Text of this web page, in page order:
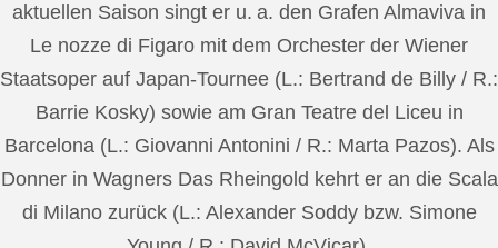
aktuellen Saison singt er u. a. den Grafen Almaviva in
Le nozze di Figaro mit dem Orchester der Wiener
Staatsoper auf Japan-Tournee (L.: Bertrand de Billy / R.:
Barrie Kosky) sowie am Gran Teatre del Liceu in
Barcelona (L.: Giovanni Antonini / R.: Marta Pazos). Als
Donner in Wagners Das Rheingold kehrt er an die Scala
di Milano zurück (L.: Alexander Soddy bzw. Simone